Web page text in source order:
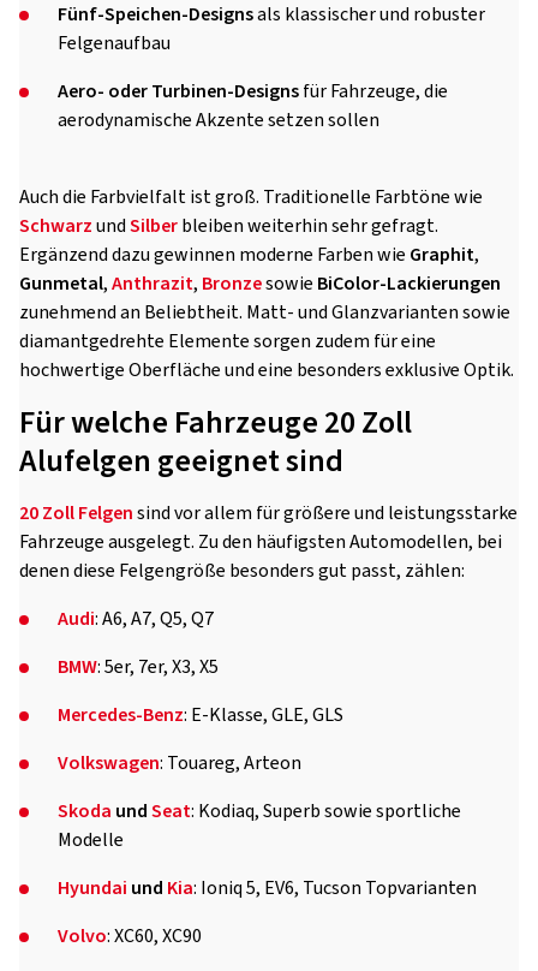
Fünf-Speichen-Designsals klassischer und robuster
Felgenaufbau
Aero- oder Turbinen-Designsfür Fahrzeuge, die
aerodynamische Akzente setzen sollen
Auch die Farbvielfalt ist groß. Traditionelle Farbtöne wie
SchwarzundSilberbleiben weiterhin sehr gefragt.
Ergänzend dazu gewinnen moderne Farben wie Graphit,
Gunmetal,Anthrazit, Bronzesowie BiColor-Lackierungen
zunehmend an Beliebtheit. Matt- und Glanzvarianten sowie
diamantgedrehte Elemente sorgen zudem für eine
hochwertige Oberfläche und eine besonders exklusive Optik.
Für welche Fahrzeuge 20 Zoll
Alufelgen geeignet sind
20 Zoll Felgensind vor allem für größere und leistungsstarke
Fahrzeuge ausgelegt. Zu den häufigsten Automodellen, bei
denen diese Felgengröße besonders gut passt, zählen:
Audi: A6, A7, Q5, Q7
BMW: 5er, 7er, X3, X5
Mercedes-Benz: E-Klasse, GLE, GLS
Volkswagen: Touareg, Arteon
Skoda undSeat: Kodiaq, Superb sowie sportliche
Modelle
Hyundai und Kia: Ioniq 5, EV6, Tucson Topvarianten
Volvo: XC60, XC90